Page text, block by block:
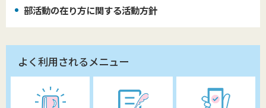
部活動の在り方に関する活動方針
よく利用されるメニュー